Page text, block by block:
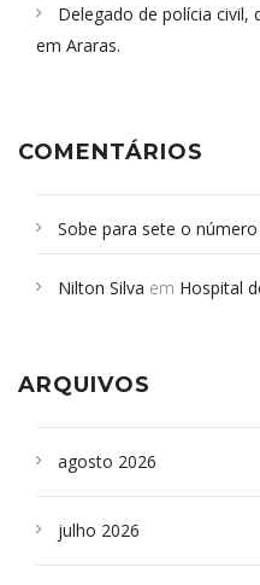
Delegado de polícia civil,
em Araras.
COMENTÁRIOS
Sobe para sete o
Campoformosenses que
Nilton Silva em Hospital
ARQUIVOS
agosto 2026
julho 2026